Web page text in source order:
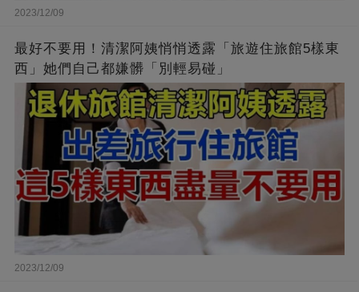
2023/12/09
最好不要用！清潔阿姨悄悄透露「旅遊住旅館5樣東
西」她們自己都嫌髒「別輕易碰」
2023/12/09